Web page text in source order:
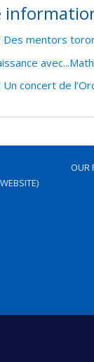
mentors
concert de
OUR